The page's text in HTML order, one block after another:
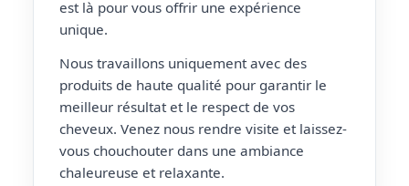
est là pour vous offrir une expérience
unique.
Nous travaillons uniquement avec des
produits de haute qualité pour garantir le
meilleur résultat et le respect de vos
cheveux. Venez nous rendre visite et laissez-
vous chouchouter dans une ambiance
chaleureuse et relaxante.